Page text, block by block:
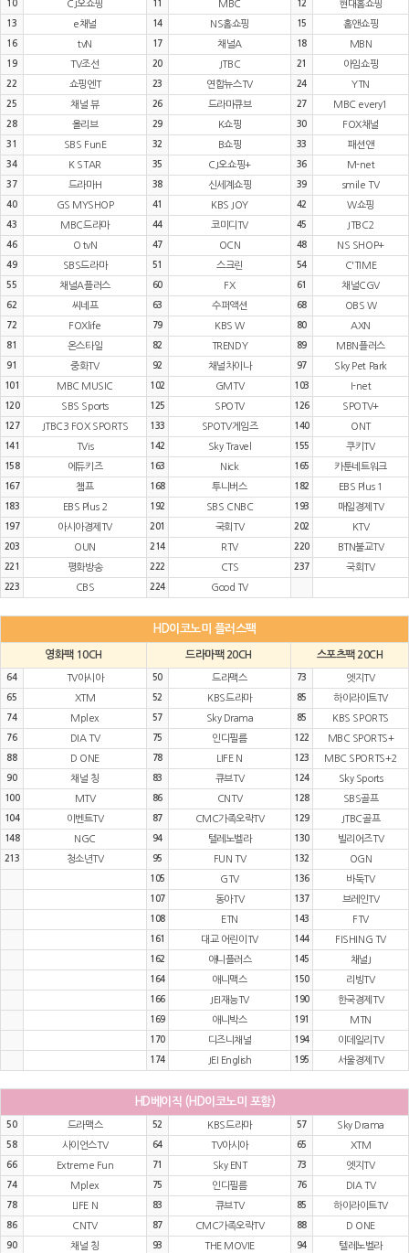
10 CJ오쇼핑 11 MBC 12 현대홈쇼핑
13 e채널 14 NS홈쇼핑 15 홈앤쇼핑
16 tvN 17 채널A 18 MBN
19 TV조선 20 JTBC 21 아임쇼핑
22 쇼핑엔T 23 연합뉴스TV 24 YTN
25 채널 뷰 26 드라마큐브 27 MBC every1
28 올리브 29 K쇼핑 30 FOX채널
31 SBS FunE 32 B쇼핑 33 패션앤
34 K STAR 35 CJ오쇼핑+ 36 M-net
37 드라마H 38 신세계쇼핑 39 smile TV
40 GS MYSHOP 41 KBS JOY 42 W쇼핑
43 MBC드라마 44 코미디TV 45 JTBC2
46 O tvN 47 OCN 48 NS SHOP+
49 SBS드라마 51 스크린 54 C'TIME
55 채널A플러스 60 FX 61 채널CGV
62 씨네프 63 수퍼액션 68 OBS W
72 FOXlife 79 KBS W 80 AXN
81 온스타일 82 TRENDY 89 MBN플러스
91 중화TV 92 채널차이나 97 Sky Pet Park
101 MBC MUSIC 102 GMTV 103 I-net
120 SBS Sports 125 SPOTV 126 SPOTV+
127 JTBC3 FOX SPORTS 133 SPOTV게임즈 140 ONT
141 TVis 142 Sky Travel 155 쿠키TV
158 에듀키즈 163 Nick 165 카툰네트워크
167 챔프 168 투니버스 182 EBS Plus 1
183 EBS Plus 2 192 SBS CNBC 193 매일경제TV
197 아시아경제TV 201 국회TV 202 KTV
203 OUN 214 RTV 220 BTN불교TV
221 평화방송 222 CTS 237 국회TV
223 CBS 224 Good TV
HD이코노미 플러스팩
영화팩 10CH 드라마팩 20CH 스포츠팩 20CH
64 TV아시아 50 드라맥스 73 엣지TV
65 XTM 52 KBS드라마 85 하이라이트TV
74 Mplex 57 Sky Drama 85 KBS SPORTS
76 DIA TV 75 인디필름 122 MBC SPORTS+
88 D ONE 78 LIFE N 123 MBC SPORTS+2
90 채널 칭 83 큐브TV 124 Sky Sports
100 MTV 86 CNTV 128 SBS골프
104 이벤트TV 87 CMC가족오락TV 129 JTBC골프
148 NGC 94 텔레노벨라 130 빌리어즈TV
213 청소년TV 95 FUN TV 132 OGN
105 GTV 136 바둑TV
107 동아TV 137 브레인TV
108 ETN 143 FTV
161 대교 어린이TV 144 FISHING TV
162 애니플러스 145 채널J
164 애니맥스 150 리빙TV
166 JEI재능TV 190 한국경제TV
169 애니박스 191 MTN
170 디즈니채널 194 이데일리TV
174 JEI English 195 서울경제TV
HD베이직 (HD이코노미 포함)
50 드라맥스 52 KBS드라마 57 Sky Drama
58 사이언스TV 64 TV아시아 65 XTM
66 Extreme Fun 71 Sky ENT 73 엣지TV
74 Mplex 75 인디필름 76 DIA TV
78 LIFE N 83 큐브TV 85 하이라이트TV
86 CNTV 87 CMC가족오락TV 88 D ONE
90 채널 칭 93 THE MOVIE 94 텔레노벨라